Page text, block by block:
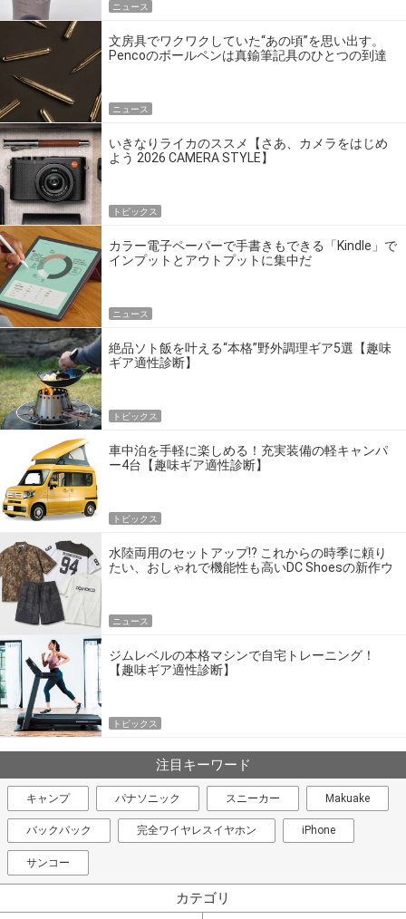
ニュース
文房具でワクワクしていた“あの頃”を思い出す。
Pencoのボールペンは真鍮筆記具のひとつの到達
ニュース
いきなりライカのススメ【さあ、カメラをはじめ
よう 2026 CAMERA STYLE】
トピックス
カラー電子ペーパーで手書きもできる「Kindle」で
インプットとアウトプットに集中だ
ニュース
絶品ソト飯を叶える“本格”野外調理ギア5選【趣味
ギア適性診断】
トピックス
車中泊を手軽に楽しめる！充実装備の軽キャンパ
ー4台【趣味ギア適性診断】
トピックス
水陸両用のセットアップ!? これからの時季に頼り
たい、おしゃれで機能性も高いDC Shoesの新作ウ
ニュース
ジムレベルの本格マシンで自宅トレーニング！
【趣味ギア適性診断】
トピックス
注目キーワード
キャンプ パナソニック スニーカー Makuake
バックパック 完全ワイヤレスイヤホン iPhone
サンコー
カテゴリ